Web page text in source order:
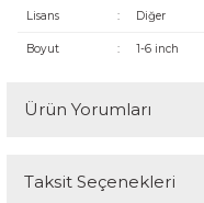
Lisans : Diğer
Boyut : 1-6 inch
Ürün Yorumları
Bu
Taksit Seçenekleri